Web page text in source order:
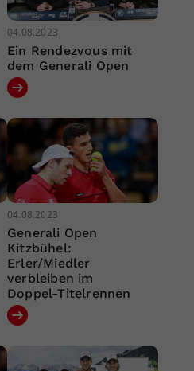
04.08.2023
Ein Rendezvous mit
dem Generali Open
04.08.2023
Generali Open
Kitzbühel:
Erler/Miedler
verbleiben im
Doppel-Titelrennen